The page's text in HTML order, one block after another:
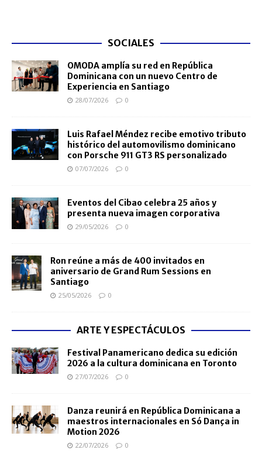
SOCIALES
OMODA amplía su red en República
Dominicana con un nuevo Centro de
Experiencia en Santiago
28/07/2026 0
Luis Rafael Méndez recibe emotivo tributo
histórico del automovilismo dominicano
con Porsche 911 GT3 RS personalizado
07/07/2026 0
Eventos del Cibao celebra 25 años y
presenta nueva imagen corporativa
29/05/2026 0
Ron reúne a más de 400 invitados en
aniversario de Grand Rum Sessions en
Santiago
25/05/2026 0
ARTE Y ESPECTÁCULOS
Festival Panamericano dedica su edición
2026 a la cultura dominicana en Toronto
27/07/2026 0
Danza reunirá en República Dominicana a
maestros internacionales en Só Dança in
Motion 2026
22/07/2026 0